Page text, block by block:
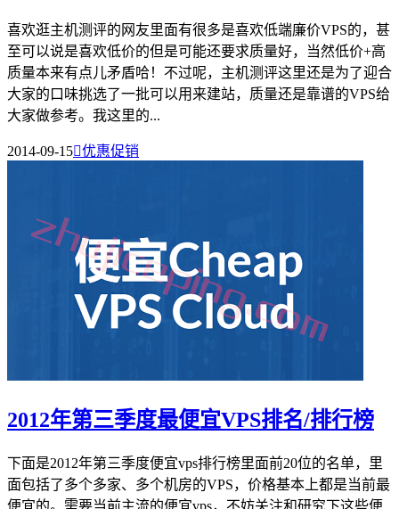
喜欢逛主机测评的网友里面有很多是喜欢低端廉价VPS的，甚
至可以说是喜欢低价的但是可能还要求质量好，当然低价+高
质量本来有点儿矛盾哈！不过呢，主机测评这里还是为了迎合
大家的口味挑选了一批可以用来建站，质量还是靠谱的VPS给
大家做参考。我这里的...
2014-09-15优惠促销
2012年第三季度最便宜VPS排名/排行榜
下面是2012年第三季度便宜vps排行榜里面前20位的名单，里
面包括了多个多家、多个机房的VPS，价格基本上都是当前最
便宜的。需要当前主流的便宜vps，不妨关注和研究下这些便